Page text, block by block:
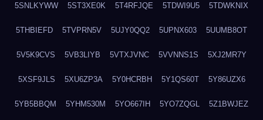
5SNLKYWW 5ST3XE0K 5T4RFJQE 5TDWI9U5 5TDWKNIX
5THBIEFD 5TVPRN5V 5UJY0QQ2 5UPNX603 5UUMB8OT
5V5K9CVS 5VB3LIYB 5VTXJVNC 5VVNNS1S 5XJ2MR7Y
5XSF9JLS 5XU6ZP3A 5Y0HCRBH 5Y1QS60T 5Y86UZX6
5YB5BBQM 5YHM530M 5YO667IH 5YO7ZQGL 5Z1BWJEZ